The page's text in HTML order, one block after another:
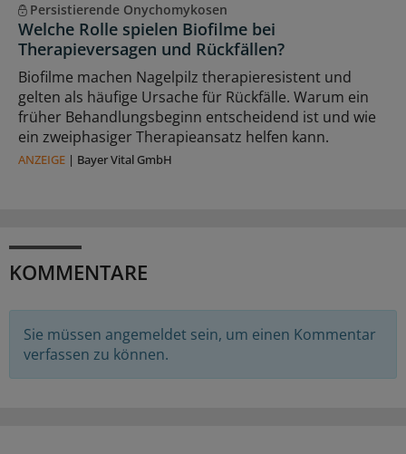
Persistierende Onychomykosen
Welche Rolle spielen Biofilme bei
Therapieversagen und Rückfällen?
Biofilme machen Nagelpilz therapieresistent und
gelten als häufige Ursache für Rückfälle. Warum ein
früher Behandlungsbeginn entscheidend ist und wie
ein zweiphasiger Therapieansatz helfen kann.
ANZEIGE | Bayer Vital GmbH
KOMMENTARE
Sie müssen angemeldet sein, um einen Kommentar
verfassen zu können.